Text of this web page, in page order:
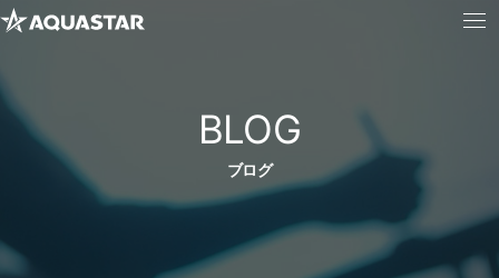
BLOG
ブログ